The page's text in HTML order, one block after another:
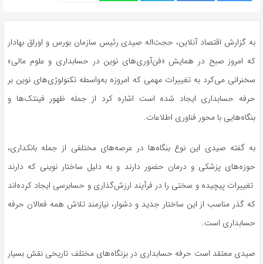
به گزارش اقتصاد آنلاین، حجت‌اله صیدی رئیس سازمان بورس و اوراق بهادار
که امروز صبح در همایش‌ «فن‌آوری‌های نوین در حسابداری و علوم مالی»
سخنرانی می‌کرد به تغییرات مهمی که امروزه به‌واسطه تکنولوژی‌های نوین بر
حرفه حسابداری ایجاد شده است اشاره کرد از جمله ظهور فینتک‌ها و
بنگاه‌هایی با محور فناوری اطلاعات.
به گفته صیدی این نوع بنگاه‌ها در عرصه‌های مختلفی از جمله بانکداری،
حوزه‌های پزشکی و درمان حضور دارند و به دلیل ساختار نوینی که دارند
تغییرات پیچیده و سختی را در فرآیند ارزش‌گذاری و حسابرسی ایجاد کرده‌اند
که گذر مناسب از این ساختار جدید و دشوار، نیازمند تلاش همه فعالان حرفه
حسابداری است.
صیدی معتقد است حرفه حسابداری در بزنگاه‌های مختلف تاریخی نقش بسیار